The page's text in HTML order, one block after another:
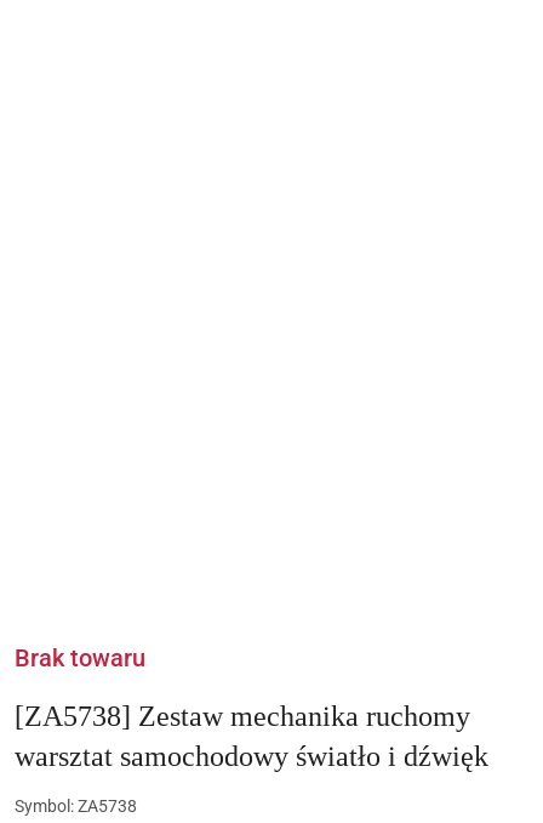
Brak towaru
[ZA5738] Zestaw mechanika ruchomy
warsztat samochodowy światło i dźwięk
Symbol:ZA5738